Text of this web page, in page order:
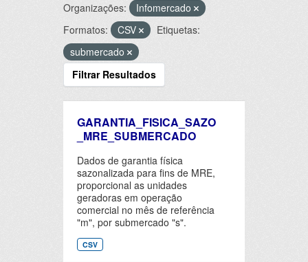
Organizações:
Infomercado
Formatos:
CSV
Etiquetas:
submercado
Filtrar Resultados
GARANTIA_FISICA_SAZO
_MRE_SUBMERCADO
Dados de garantia física
sazonalizada para fins de MRE,
proporcional as unidades
geradoras em operação
comercial no mês de referência
"m", por submercado "s".
CSV